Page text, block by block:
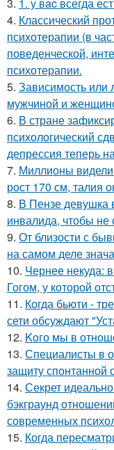
4. Классический
психотерапии (в
поведенческой,
психотерапии.
5. Зависимость
мужчиной и
6. В стране
психологический
депрессия теперь
7. Миллионы
рост 170 см, талия
8. В Пензе девушка
инвалида, чтобы не
9. От близости с
на самом деле
10. Чернее некуда:
Гогом, у которой
11. Когда бьюти -
сети обсуждают
12. Koго мы в
13. Специалисты в
защиту спонтанной
14. Секрет
бэкграунд
современных
15. Когда